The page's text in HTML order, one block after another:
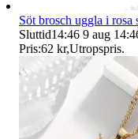
Söt brosch uggla i rosa
Sluttid14:46 9 aug
Pris:62 kr,Utropspris.